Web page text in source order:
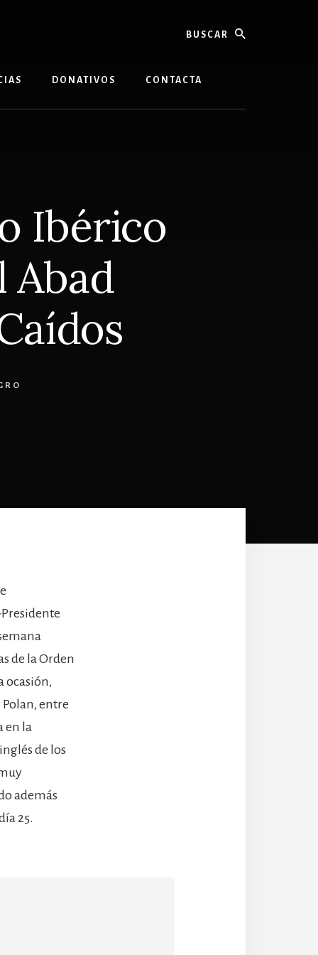
DONATIVOS CONTACTA
Ibérico
Abad
de la Orden
ocasión,
entre
en la
de los
además
25.